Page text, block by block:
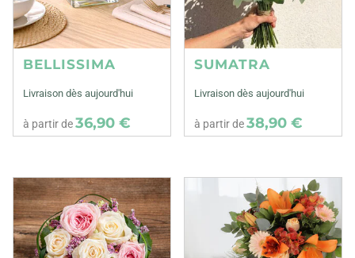
BELLISSIMA
Livraison dès aujourd'hui
à partir de36,90 €
SUMATRA
Livraison dès aujourd'hui
à partir de38,90 €